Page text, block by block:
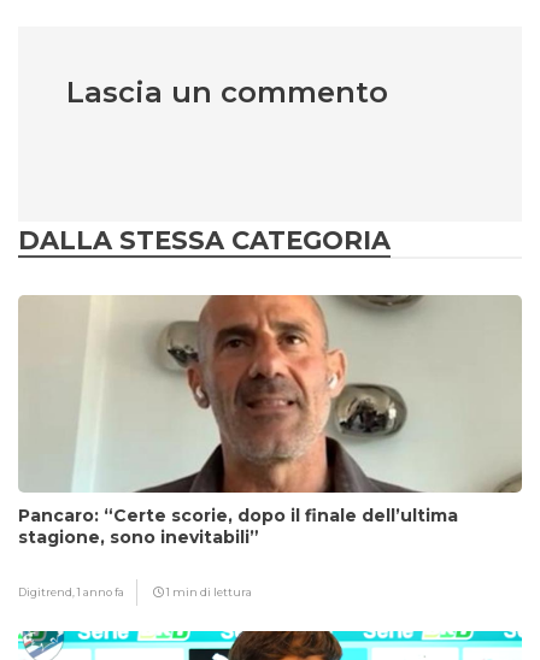
Lascia un commento
DALLA STESSA CATEGORIA
Pancaro: “Certe scorie, dopo il finale dell’ultima
stagione, sono inevitabili”
Digitrend,1 anno fa 1 min di lettura